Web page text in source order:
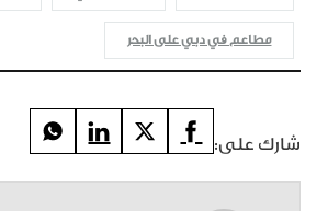
مطاعم في دبي على البحر
شارك على: